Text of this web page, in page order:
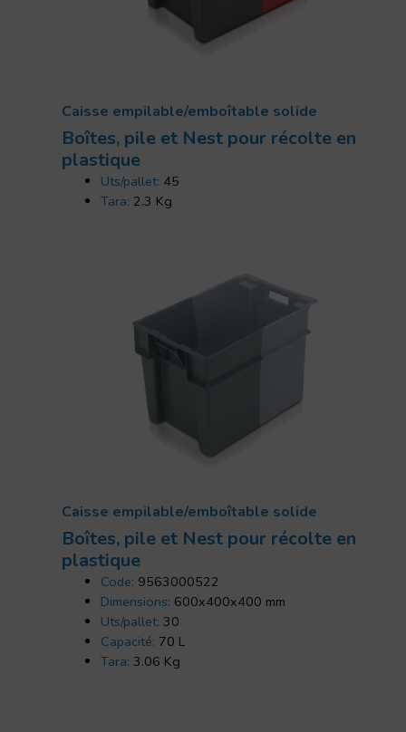
Caisse empilable/emboîtable solide
Boîtes, pile et Nest pour récolte en
plastique
Uts/pallet: 45
Tara: 2.3 Kg
Caisse empilable/emboîtable solide
Boîtes, pile et Nest pour récolte en
plastique
Code: 9563000522
Dimensions: 600x400x400 mm
Uts/pallet: 30
Capacité: 70 L
Tara: 3.06 Kg